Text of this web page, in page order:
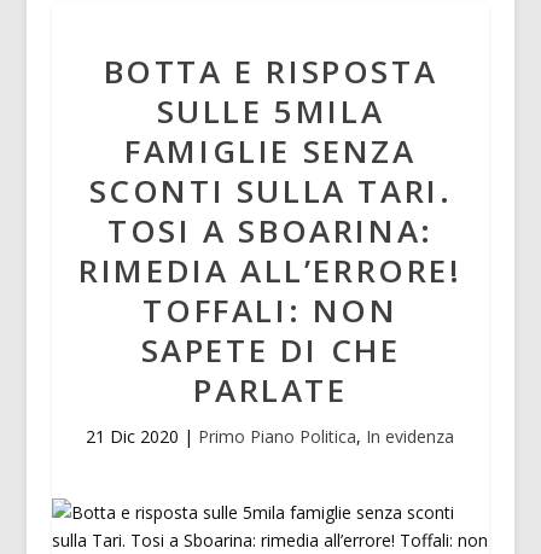
BOTTA E RISPOSTA
SULLE 5MILA
FAMIGLIE SENZA
SCONTI SULLA TARI.
TOSI A SBOARINA:
RIMEDIA ALL’ERRORE!
TOFFALI: NON
SAPETE DI CHE
PARLATE
21 Dic 2020 | Primo Piano Politica, In evidenza